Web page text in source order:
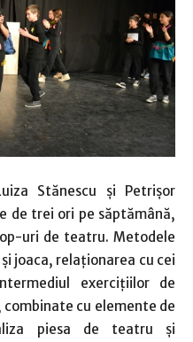
Stănescu şi Petrişor
de trei ori pe săptămână,
uri de teatru. Metodele
joaca, relaţionarea cu cei
exerciţiilor de
cu elemente de
piesa de teatru şi